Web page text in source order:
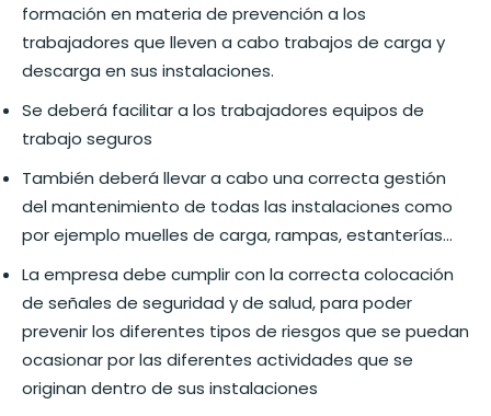
formación en materia de prevención a los
trabajadores que lleven a cabo trabajos de carga y
descarga en sus instalaciones.
Se deberá facilitar a los trabajadores equipos de
trabajo seguros
También deberá llevar a cabo una correcta gestión
del mantenimiento de todas las instalaciones como
por ejemplo muelles de carga, rampas, estanterías…
La empresa debe cumplir con la correcta colocación
de señales de seguridad y de salud, para poder
prevenir los diferentes tipos de riesgos que se puedan
ocasionar por las diferentes actividades que se
originan dentro de sus instalaciones